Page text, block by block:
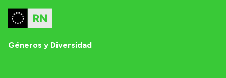
Géneros y Diversidad